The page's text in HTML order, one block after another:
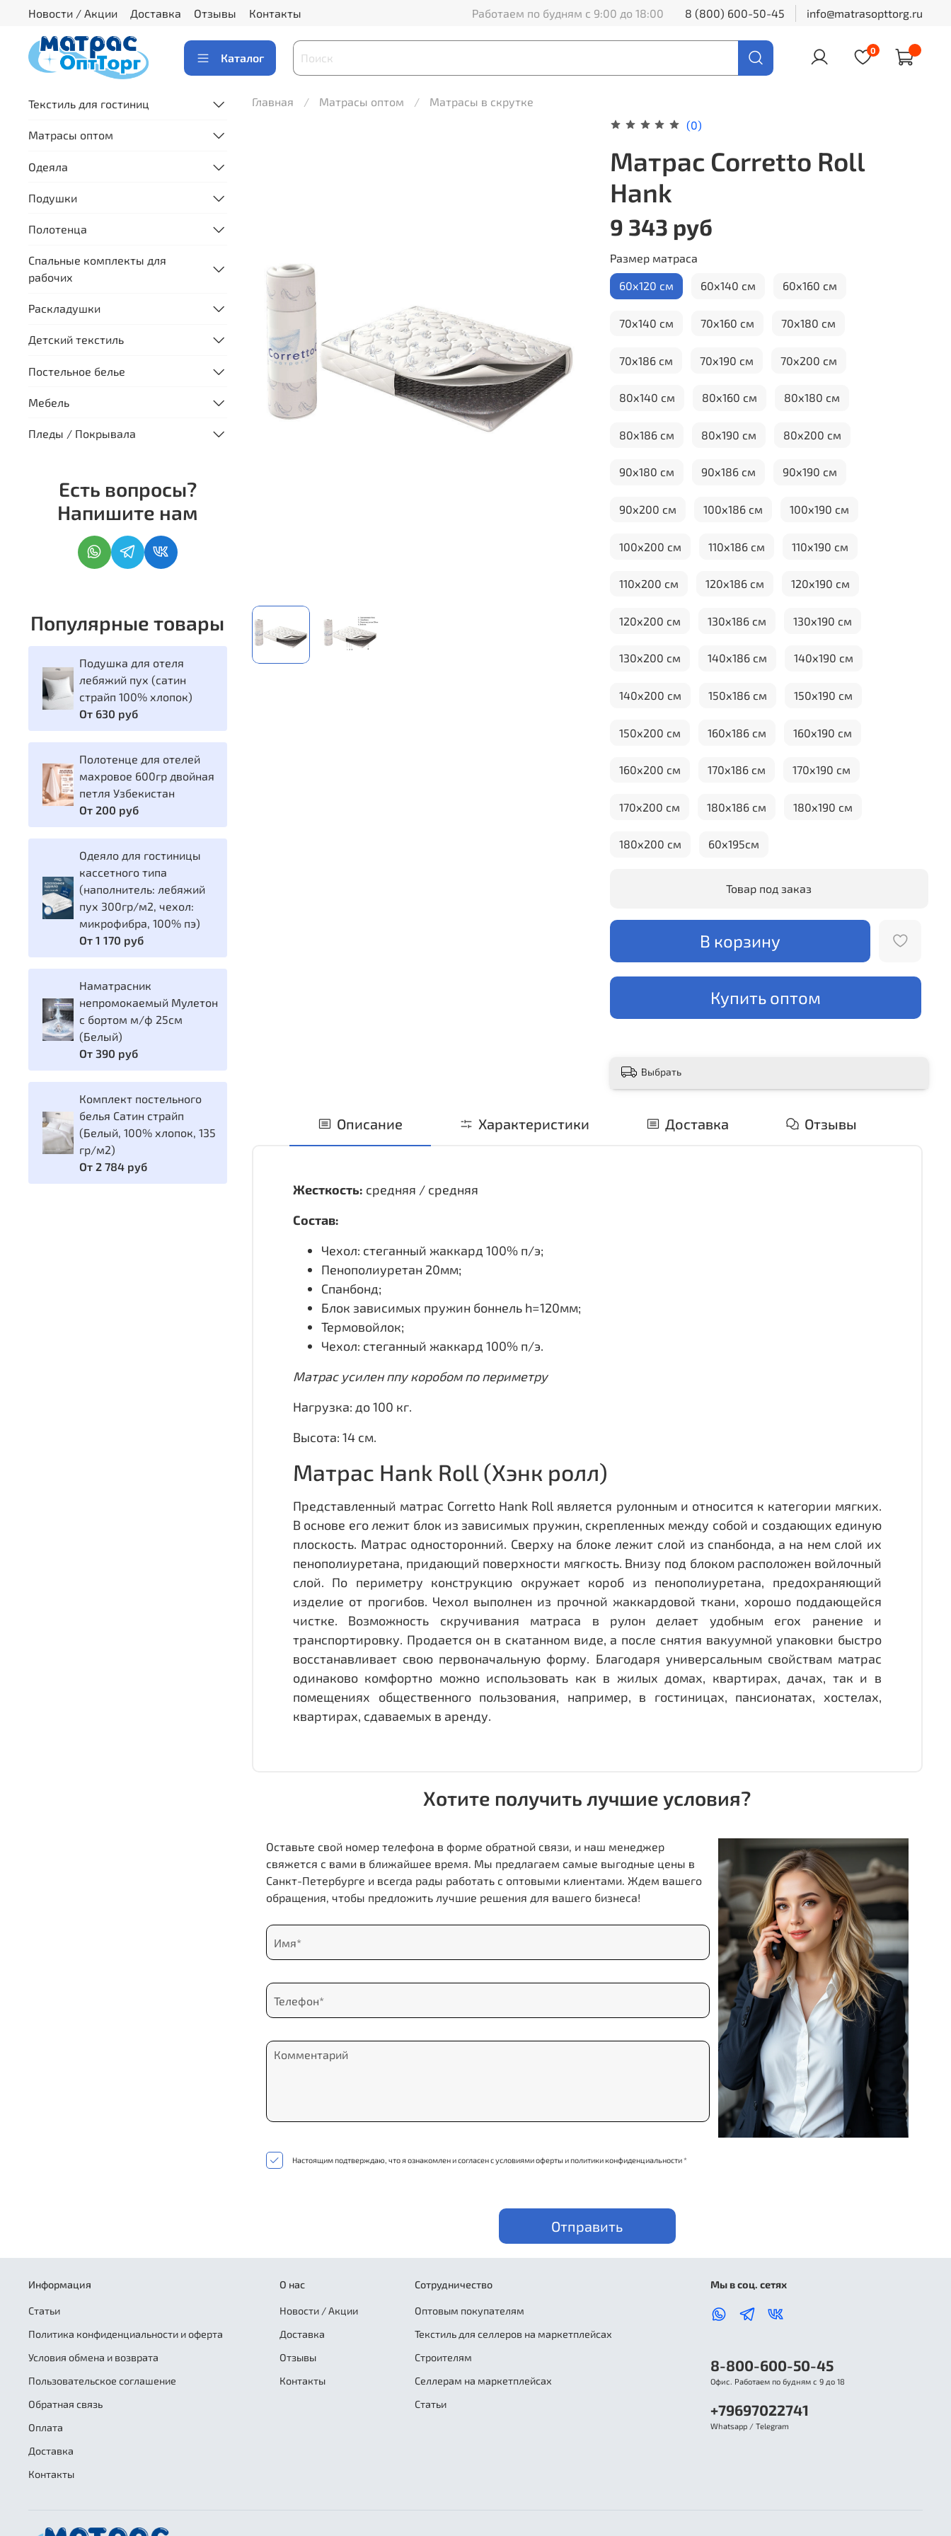
Новости / Акции Доставка Отзывы Контакты Работаем по будням с 9:00 до 18:00 8 (800) 600-50-45 info@matrasopttorg.ru
Каталог
0
Главная Матрасы оптом
Матрасы в скрутке
(0)
Матрас Corretto Roll
Hank
9 343 руб
Товар под заказ
В корзину
Купить оптом
Размер матраса
60х120 см 60х140 см 60х160 см
70х140 см 70х160 см 70х180 см
70х186 см 70х190 см 70х200 см
80х140 см 80х160 см 80х180 см
80х186 см 80х190 см 80х200 см
90х180 см 90х186 см 90х190 см
90х200 см 100х186 см 100х190 см
100х200 см 110х186 см 110х190 см
110х200 см 120х186 см 120х190 см
120х200 см 130х186 см 130х190 см
130х200 см 140х186 см 140х190 см
140х200 см 150х186 см 150х190 см
150х200 см 160х186 см 160х190 см
160х200 см 170х186 см 170х190 см
170х200 см 180х186 см 180х190 см
180х200 см 60х195см
Выбрать
Описание Характеристики Доставка Отзывы
Жесткость: средняя / средняя
Состав:
Чехол: стеганный жаккард 100% п/э;
Пенополиуретан 20мм;
Спанбонд;
Блок зависимых пружин боннель h=120мм;
Термовойлок;
Чехол: стеганный жаккард 100% п/э.
Матрас усилен ппу коробом по периметру
Нагрузка: до 100 кг.
Высота: 14 см.
Матрас Hank Roll (Хэнк ролл)
Представленный матрас Corretto Hank Roll является рулонным и относится к категории мягких.
В основе его лежит блок из зависимых пружин, скрепленных между собой и создающих единую
плоскость. Матрас односторонний. Сверху на блоке лежит слой из спанбонда, а на нем слой их
пенополиуретана, придающий поверхности мягкость. Внизу под блоком расположен войлочный
слой. По периметру конструкцию окружает короб из пенополиуретана, предохраняющий
изделие от прогибов. Чехол выполнен из прочной жаккардовой ткани, хорошо поддающейся
чистке. Возможность скручивания матраса в рулон делает удобным егох ранение и
транспортировку. Продается он в скатанном виде, а после снятия вакуумной упаковки быстро
восстанавливает свою первоначальную форму. Благодаря универсальным свойствам матрас
одинаково комфортно можно использовать как в жилых домах, квартирах, дачах, так и в
помещениях общественного пользования, например, в гостиницах, пансионатах, хостелах,
квартирах, сдаваемых в аренду.
Хотите получить лучшие условия?
Оставьте свой номер телефона в форме обратной связи, и наш менеджер
свяжется с вами в ближайшее время. Мы предлагаем самые выгодные цены в
Санкт-Петербурге и всегда рады работать с оптовыми клиентами. Ждем вашего
обращения, чтобы предложить лучшие решения для вашего бизнеса!
Настоящим подтверждаю, что я ознакомлен и согласен с условиями оферты и политики конфиденциальности *
Отправить
Текстиль для гостиниц
Матрасы оптом
Одеяла
Подушки
Полотенца
Спальные комплекты для
рабочих
Раскладушки
Детский текстиль
Постельное белье
Мебель
Пледы / Покрывала
Есть вопросы?
Напишите нам
Популярные товары
Подушка для отеля
лебяжий пух (сатин
страйп 100% хлопок)
От 630 руб
Полотенце для отелей
махровое 600гр двойная
петля Узбекистан
От 200 руб
Одеяло для гостиницы
кассетного типа
(наполнитель: лебяжий
пух 300гр/м2, чехол:
микрофибра, 100% пэ)
От 1 170 руб
Наматрасник
непромокаемый Мулетон
с бортом м/ф 25см
(Белый)
От 390 руб
Комплект постельного
белья Сатин страйп
(Белый, 100% хлопок, 135
гр/м2)
От 2 784 руб
Информация
Статьи
Политика конфиденциальности и оферта
Условия обмена и возврата
Пользовательское соглашение
Обратная связь
Оплата
Доставка
Контакты
О нас
Новости / Акции
Доставка
Отзывы
Контакты
Сотрудничество
Оптовым покупателям
Текстиль для селлеров на маркетплейсах
Строителям
Селлерам на маркетплейсах
Статьи
Мы в соц. сетях
8-800-600-50-45
Офис. Работаем по будням с 9 до 18
+79697022741
Whatsapp / Telegram